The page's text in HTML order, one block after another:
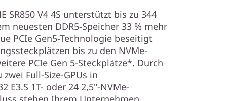
SR850 V4 4S unterstützt bis zu 344
neuesten DDR5-Speicher 33 % mehr
PCIe Gen5-Technologie beseitigt
bis zu den NVMe-
PCIe Gen 5-Steckplätze*. Durch
Full-Size-GPUs in
E3.S 1T- oder 24 2,5"-NVMe-